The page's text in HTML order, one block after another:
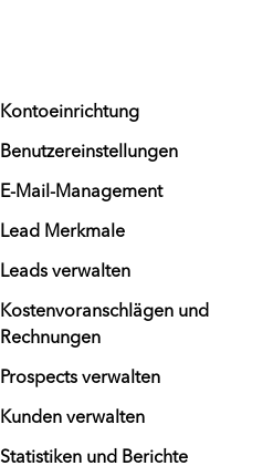
Kontoeinrichtung
Benutzereinstellungen
E-Mail-Management
Lead Merkmale
Leads verwalten
Kostenvoranschlägen und
Rechnungen
Prospects verwalten
Kunden verwalten
Statistiken und Berichte